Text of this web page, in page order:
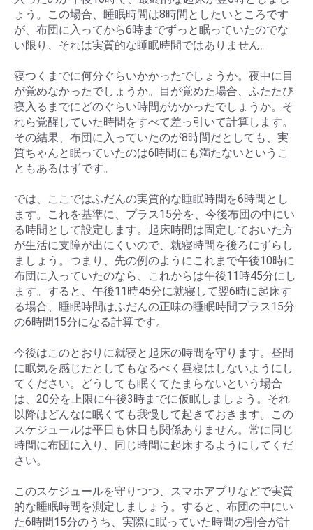
ょう。この場合、睡眠時間は8時間としたいところです
が、布団に入ってから6時までずっと眠っていたのでな
い限り、それは実質的な睡眠時間ではありません。
寝つくまでに何分ぐらいかかったでしょうか。夜中に目
が覚めなかったでしょうか。目が覚めた場合、ふたたび
寝入るまでにどのぐらい時間がかかったでしょうか。そ
れら覚醒していた時間をすべて差っ引いて計算します。
その結果、布団に入っていたのが8時間だとしても、実
質ちゃんと眠っていたのは6時間にも満たないというこ
ともあるはずです。
では、ここではふだんの実質的な睡眠時間を6時間とし
ます。これを基準に、プラス15分を、今後布団の中にい
る時間として設定します。起床時間は固定しておいた方
が生活に支障が出にくいので、就寝時間を後ろにずらし
ましょう。つまり、先の例のようにこれまで午後10時に
布団に入っていたのなら、これからは午後11時45分にし
ます。すると、午後11時45分に就寝して翌6時に起床す
る場合、睡眠時間はふだんの正味の睡眠時間プラス15分
の6時間15分になる計算です。
今後はこのとおりに就寝と起床の時間を守ります。昼間
に眠気を感じたとしてもなるべく昼寝はしないようにし
てください。どうしても眠くてたまらないという場合
は、20分を上限に午後3時までに仮眠しましょう。それ
以降はどんなに眠くても我慢して起きておきます。この
スケジュールは平日も休日も関係ありません。常に同じ
時間に布団に入り、同じ時間に起床するようにしてくだ
さい。
このスケジュールを守りつつ、スマホアプリなどで実質
的な睡眠時間を測定しましょう。すると、布団の中にい
た6時間15分のうち、実際に眠っていた時間の割合が計